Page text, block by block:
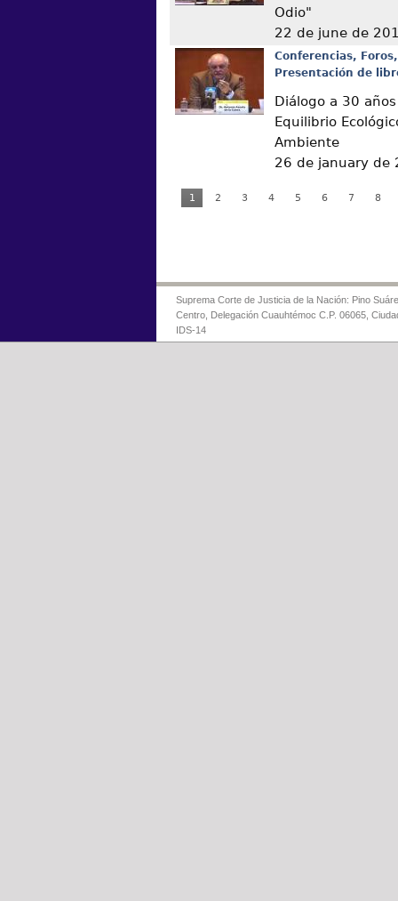
Odio"
22 de june de
Conferencias,
Presentación de
Diálogo a 30
Equilibrio
Ambiente
26 de january de
1 2 3 4 5 6 7 8
Suprema Corte de Justicia de la Nación: Pino
Centro, Delegación Cuauhtémoc C.P. 06065,
IDS-14